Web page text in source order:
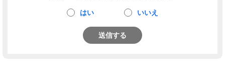
はい いいえ
送信する